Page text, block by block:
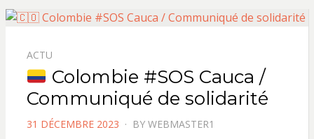
ACTU
Colombie #SOS Cauca /
Communiqué de solidarité
POSTED
31 DÉCEMBRE 2023 BY WEBMASTER1